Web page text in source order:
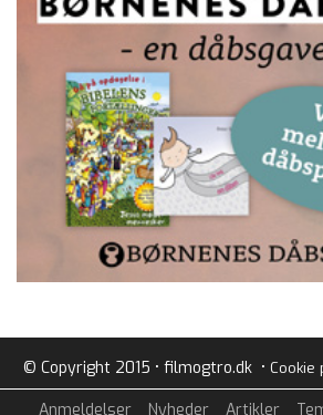
© Copyright 2015 • filmogtro.dk • Cookie
Anmeldelser Nyheder Artikler